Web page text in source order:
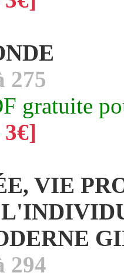
275
gratuite
VIE
294